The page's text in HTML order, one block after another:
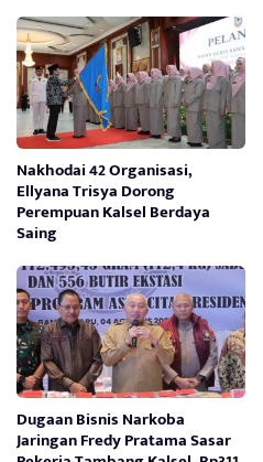
Nakhodai 42 Organisasi,
Ellyana Trisya Dorong
Perempuan Kalsel Berdaya
Saing
Dugaan Bisnis Narkoba
Jaringan Fredy Pratama Sasar